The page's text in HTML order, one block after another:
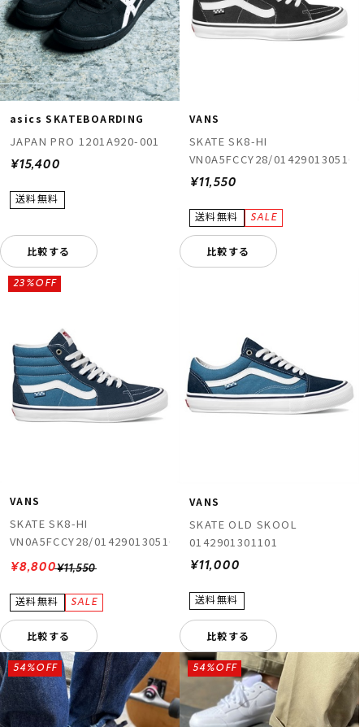
asics SKATEBOARDING
JAPAN PRO 1201A920-001
¥15,400
比較する
VANS
SKATE SK8-HI
VN0A5FCCY28/0142901305103
¥11,550
比較する
VANS
SKATE SK8-HI
VN0A5FCCY28/0142901305103
¥11,550
23%OFF
¥8,800
比較する
VANS
SKATE OLD SKOOL
0142901301101
¥11,000
比較する
54%OFF 54%OFF